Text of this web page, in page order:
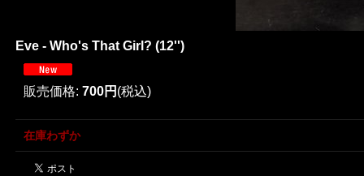
Eve - Who's That Girl? (12'')
販売価格: 700円 (税込)
在庫わずか